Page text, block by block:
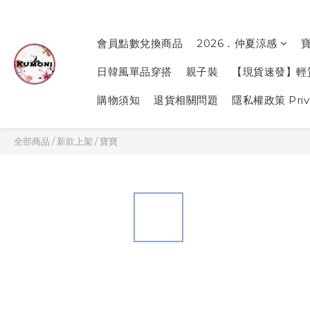
會員點數兌換商品 2026．仲夏涼感
日韓風單品穿搭 親子裝 【現貨速發】
購物須知 退貨相關問題 隱私權政策
全部商品 /新款上架 /寶寶